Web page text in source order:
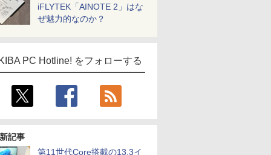
iFLYTEK「AINOTE 2」はな
ぜ魅力的なのか？
PC Hotline! をフォローする
記事
第11世代Core搭載の13.3イ